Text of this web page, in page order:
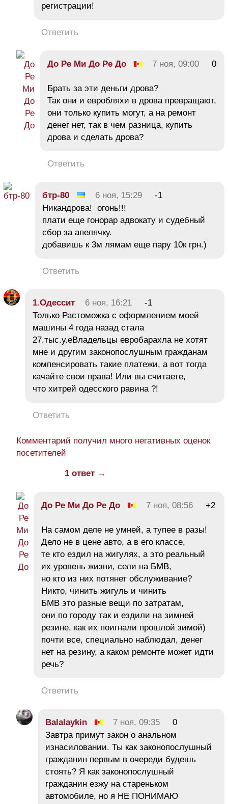
регистрации!
Ответить
До Ре Ми До Ре До 7 ноя, 09:00 0
Брать за эти деньги дрова?
Так они и евробляхи в дрова превращают,
они только купить могут, а на ремонт
денег нет, так в чем разница, купить
дрова и сделать дрова?
Ответить
бтр-80 6 ноя, 15:29
-1
Никандрова! огонь!!!
плати еще гонорар адвокату и судебный
сбор за апелячку.
добавишь к 3м лямам еще пару 10к грн.)
Ответить
1.Одессит 6 ноя, 16:21
-1
Только Растоможка с оформлением моей
машины 4 года назад стала
27.тыс.у.еВладельцы евробарахла не хотят
мне и другим законопослушным гражданам
компенсировать такие платежи, а вот тогда
качайте свои права! Или вы считаете,
что хитрей одесского равина ?!
Ответить
Комментарий получил много негативных оценок
посетителей
1 ответ →
До Ре Ми До Ре До 7 ноя, 08:56 +2
На самом деле не умней, а тупее в разы!
Дело не в цене авто, а в его классе,
те кто ездил на жигулях, а это реальный
их уровень жизни, сели на БМВ,
но кто из них потянет обслуживание?
Никто, чинить жигуль и чинить
БМВ это разные вещи по затратам,
они по городу так и ездили на зимней
резине, как их поигнали прошлой зимой)
почти все, специально наблюдал, денег
нет на резину, а каком ремонте может идти
речь?
Ответить
Balalaykin 7 ноя, 09:35
0
Завтра примут закон о анальном
изнасиловании. Ты как законопослушный
гражданин первым в очереди будешь
стоять? Я как законопослушный
гражданин езжу на стареньком
автомобиле, но я НЕ ПОНИМАЮ